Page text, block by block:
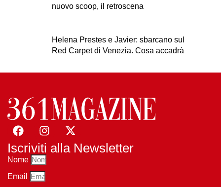
nuovo scoop, il retroscena
Helena Prestes e Javier: sbarcano sul
Red Carpet di Venezia. Cosa accadrà
Iscriviti alla Newsletter
Nome
Email